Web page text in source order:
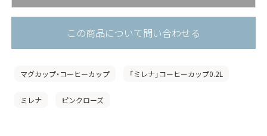
この商品について問い合わせる
マグカップ・コーヒーカップ 「ミレナ」コーヒーカップ0.2L
ミレナ ピンクローズ